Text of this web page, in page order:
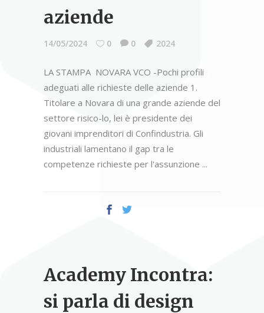
aziende
14/05/2024 0 0 2024
LA STAMPA NOVARA VCO -Pochi profili
adeguati alle richieste delle aziende 1.
Titolare a Novara di una grande aziende del
settore risico-lo, lei è presidente dei
giovani imprenditori di Confindustria. Gli
industriali lamentano il gap tra le
competenze richieste per l'assunzione
Academy Incontra:
si parla di design